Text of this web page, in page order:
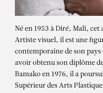
Né en 1953 à Diré, Mali,
Artiste visuel, il est une
contemporaine de son
avoir obtenu son diplôme
Bamako en 1976, il a
Supérieur des Arts